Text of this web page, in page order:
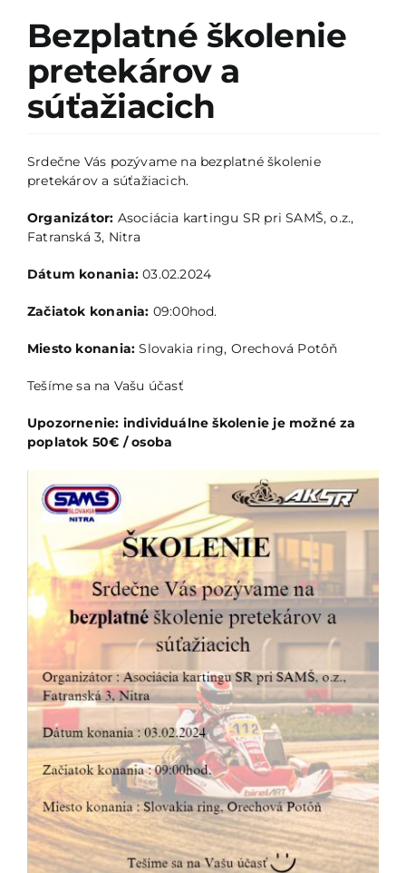
Bezplatné školenie
pretekárov a
súťažiacich
Srdečne Vás pozývame na bezplatné školenie
pretekárov a súťažiacich.
Organizátor: Asociácia kartingu SR pri SAMŠ, o.z.,
Fatranská 3, Nitra
Dátum konania:03.02.2024
Začiatok konania: 09:00hod.
Miesto konania: Slovakia ring, Orechová Potôň
Tešíme sa na Vašu účasť
Upozornenie: individuálne školenie je možné za
poplatok 50€ / osoba